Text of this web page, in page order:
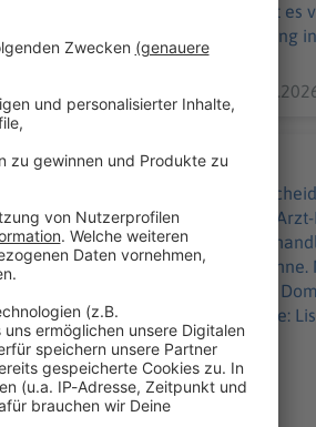
es viele Rabatte
Werbung in diesem
fehlt beim Röntgen ein
Bei Lisa Feller sind sogar die Arzt-
Schauspielerin nimmt ihre
ab: Ralf Schmitz blutet auf der Bühne.
Pooth ist nah dran an einer
Lisa Feller